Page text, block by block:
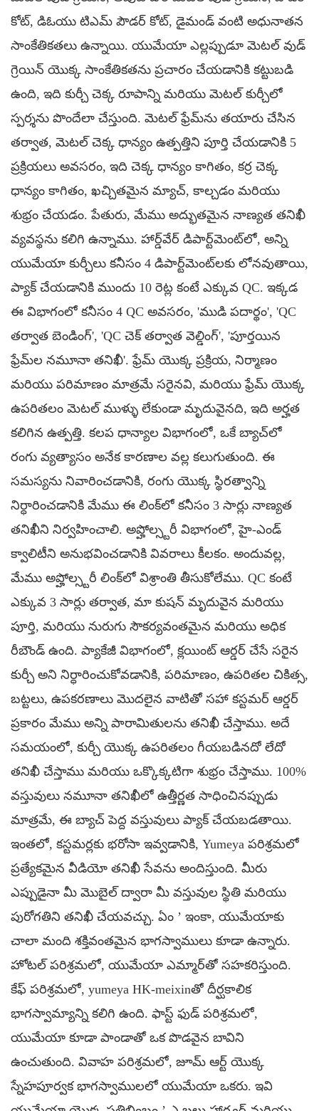
కోట్, డిఓయు టిఎమ్ పౌడర్ కోట్, డైమండ్ వంటి అధునాతన
సాంకేతికతలు ఉన్నాయి. యుమేయా ఎల్లప్పుడూ మెటల్ వుడ్
గ్రెయిన్ యొక్క సాంకేతికతను ప్రచారం చేయడానికి కట్టుబడి
ఉంది, ఇది కుర్చీ చెక్క రూపాన్ని మరియు మెటల్ కుర్చీలో
స్పర్శను పొందేలా చేస్తుంది. మెటల్ ఫ్రేమ్‌ను తయారు చేసిన
తర్వాత, మెటల్ చెక్క ధాన్యం ఉత్పత్తిని పూర్తి చేయడానికి 5
ప్రక్రియలు అవసరం, ఇది చెక్క ధాన్యం కాగితం, కర్ర చెక్క
ధాన్యం కాగితం, ఖచ్చితమైన మ్యాచ్, కాల్చడం మరియు
శుభ్రం చేయడం. పేతురు, మేము అద్భుతమైన నాణ్యత తనిఖీ
వ్యవస్థను కలిగి ఉన్నాము. హార్డ్‌వేర్ డిపార్ట్‌మెంట్‌లో, అన్ని
యుమేయా కుర్చీలు కనీసం 4 డిపార్ట్‌మెంట్‌లకు లోనవుతాయి,
ప్యాక్ చేయడానికి ముందు 10 రెట్ల కంటే ఎక్కువ QC. ఇక్కడ
ఈ విభాగంలో కనీసం 4 QC అవసరం, 'ముడి పదార్థం', 'QC
తర్వాత బెండింగ్', 'QC చెక్ తర్వాత వెల్డింగ్', 'పూర్తయిన
ఫ్రేమ్‌ల నమూనా తనిఖీ'. ఫ్రేమ్ యొక్క ప్రక్రియ, నిర్మాణం
మరియు పరిమాణం మాత్రమే సరైనవి, మరియు ఫ్రేమ్ యొక్క
ఉపరితలం మెటల్ ముళ్ళు లేకుండా మృదువైనది, ఇది అర్హత
కలిగిన ఉత్పత్తి. కలప ధాన్యాల విభాగంలో, ఒకే బ్యాచ్‌లో
రంగు వ్యత్యాసం అనేక కారణాల వల్ల కలుగుతుంది. ఈ
సమస్యను నివారించడానికి, రంగు యొక్క స్థిరత్వాన్ని
నిర్ధారించడానికి మేము ఈ లింక్‌లో కనీసం 3 సార్లు నాణ్యత
తనిఖీని నిర్వహించాలి. అప్హోల్స్టరీ విభాగంలో, హై-ఎండ్
క్వాలిటీని అనుభవించడానికి వివరాలు కీలకం. అందువల్ల,
మేము అప్హోల్స్టరీ లింక్‌లో విశ్రాంతి తీసుకోలేము. QC కంటే
ఎక్కువ 3 సార్లు తర్వాత, మా కుషన్ మృదువైన మరియు
పూర్తి, మరియు నురుగు సౌకర్యవంతమైన మరియు అధిక
రీబౌండ్ ఉంది. ప్యాకేజీ విభాగంలో, క్లయింట్ ఆర్డర్ చేసే సరైన
కుర్చీ అని నిర్ధారించుకోవడానికి, పరిమాణం, ఉపరితల చికిత్స,
బట్టలు, ఉపకరణాలు మొదలైన వాటితో సహా కస్టమర్ ఆర్డర్
ప్రకారం మేము అన్ని పారామితులను తనిఖీ చేస్తాము. అదే
సమయంలో, కుర్చీ యొక్క ఉపరితలం గీయబడినదో లేదో
తనిఖీ చేస్తాము మరియు ఒక్కొక్కటిగా శుభ్రం చేస్తాము. 100%
వస్తువులు నమూనా తనిఖీలో ఉత్తీర్ణత సాధించినప్పుడు
మాత్రమే, ఈ బ్యాచ్ పెద్ద వస్తువులు ప్యాక్ చేయబడతాయి.
ఇంతలో, కస్టమర్లకు భరోసా ఇవ్వడానికి, Yumeya పరిశ్రమలో
ప్రత్యేకమైన వీడియో తనిఖీ సేవను అందిస్తుంది. మీరు
ఎప్పుడైనా మీ మొబైల్ ద్వారా మీ వస్తువుల స్థితి మరియు
పురోగతిని తనిఖీ చేయవచ్చు. ఏం ’ ఇంకా, యుమేయాకు
చాలా మంది శక్తివంతమైన భాగస్వాములు కూడా ఉన్నారు.
హోటల్ పరిశ్రమలో, యుమేయా ఎమ్మార్‌తో సహకరిస్తుంది.
కేఫ్ పరిశ్రమలో, yumeya HK-meixinతో దీర్ఘకాలిక
భాగస్వామ్యాన్ని కలిగి ఉంది. ఫాస్ట్ ఫుడ్ పరిశ్రమలో,
యుమేయా కూడా పాండాతో ఒక పొడవైన బావిని
ఉంచుతుంది. వివాహ పరిశ్రమలో, జూమ్ ఆర్ట్ యొక్క
స్నేహపూర్వక భాగస్వాములలో యుమేయా ఒకరు. ఇవి